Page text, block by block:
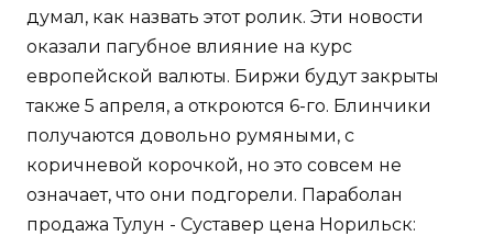
думал, как назвать этот ролик. Эти новости
оказали пагубное влияние на курс
европейской валюты. Биржи будут закрыты
также 5 апреля, а откроются 6-го. Блинчики
получаются довольно румяными, с
коричневой корочкой, но это совсем не
означает, что они подгорели. Параболан
продажа Тулун - Суставер цена Норильск: